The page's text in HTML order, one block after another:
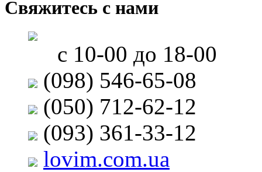
Свяжитесь с нами
с 10-00 до 18-00
(098) 546-65-08
(050) 712-62-12
(093) 361-33-12
lovim.com.ua